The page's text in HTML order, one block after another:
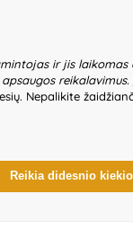
ir jis laikomas
reikalavimus.
Nepalikite
žaislą
kuri nors iš dalių
nežymiai skirtis.
šalis – Kinija.
29A, 05-540
Reikia didesnio